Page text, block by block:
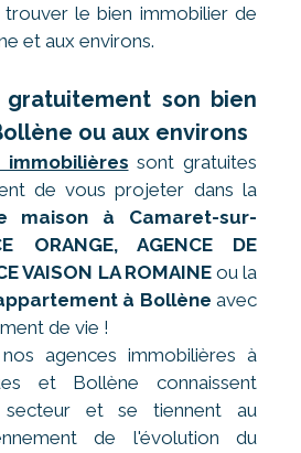
le bien immobilier de
et aux environs.
gratuitement son bien
ou aux environs
immobilières sont gratuites
de vous projeter dans la
maison à Camaret-sur-
ORANGE, AGENCE DE
VAISON LA ROMAINEou la
à Bollène avec
de vie !
agences immobilières à
et Bollène connaissent
secteur et se tiennent au
de l'évolution du